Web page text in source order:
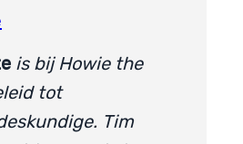
is bij Howie the
tot
Tim